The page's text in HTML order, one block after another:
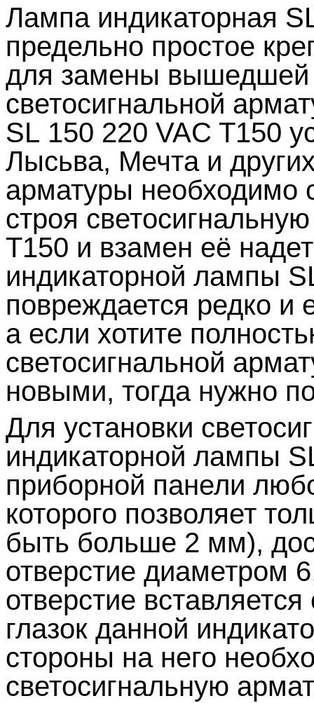
Лампа индикаторная
предельно простое
для замены вышедшей
светосигнальной
SL 150 220 VAC Т150
Лысьва, Мечта и
арматуры необходимо
строя
Т150 и взамен её
индикаторной лампы
повреждается редко и
а если хотите
светосигнальной
новыми, тогда нужно
Для установки
индикаторной лампы
приборной панели
которого позволяет
быть больше 2 мм),
отверстие диаметром
отверстие
глазок данной
стороны на него
светосигнальную